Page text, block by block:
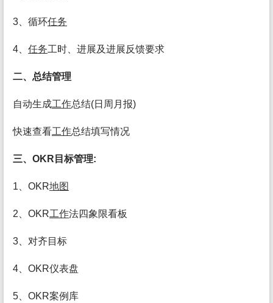
3、循环任务
4、 任务工时、进展及进展反馈要求
二、总结管理
自动生成工作总结(日周月报)
快速查看工作总结填写情况
三、OKR目标管理:
1、OKR地图
2、OKR工作法四象限看板
3、对齐目标
4、OKR仪表盘
5、OKR案例库